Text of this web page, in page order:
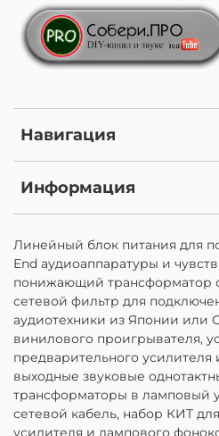
Навигация
Информация
Линейный блок питания для
End аудиоаппаратуры и
понижающий трансформатор с
сетевой фильтр для
аудиотехники из Японии или
винилового проигрывателя,
предварительного усилителя
выходные звуковые
трансформаторы в ламповый
сетевой кабель, набор КИТ
усилителя и лампового